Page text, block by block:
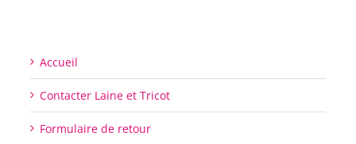
Accueil
Contacter Laine et Tricot
Formulaire de retour